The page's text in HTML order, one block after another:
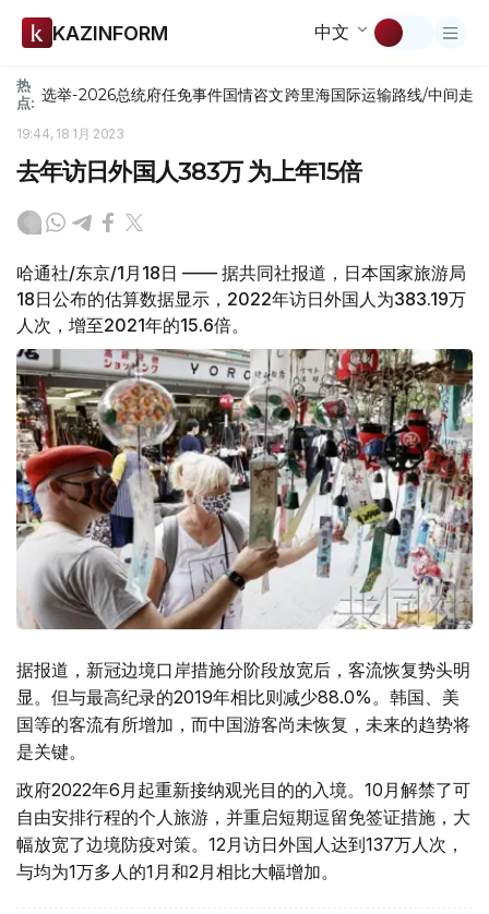
KAZINFORM 中文
热
点: 选举-2026总统府任免事件国情咨文跨里海国际运输路线/中间走廊
19:44, 18 1月 2023
去年访日外国人383万 为上年15倍
哈通社/东京/1月18日 —— 据共同社报道，日本国家旅游局
18日公布的估算数据显示，2022年访日外国人为383.19万
人次，增至2021年的15.6倍。
据报道，新冠边境口岸措施分阶段放宽后，客流恢复势头明
显。但与最高纪录的2019年相比则减少88.0%。韩国、美
国等的客流有所增加，而中国游客尚未恢复，未来的趋势将
是关键。
政府2022年6月起重新接纳观光目的的入境。10月解禁了可
自由安排行程的个人旅游，并重启短期逗留免签证措施，大
幅放宽了边境防疫对策。12月访日外国人达到137万人次，
与均为1万多人的1月和2月相比大幅增加。